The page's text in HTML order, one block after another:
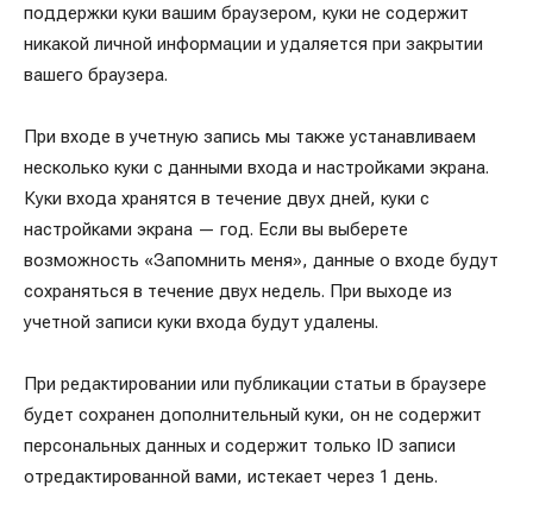
поддержки куки вашим браузером, куки не содержит
никакой личной информации и удаляется при закрытии
вашего браузера.
При входе в учетную запись мы также устанавливаем
несколько куки с данными входа и настройками экрана.
Куки входа хранятся в течение двух дней, куки с
настройками экрана — год. Если вы выберете
возможность «Запомнить меня», данные о входе будут
сохраняться в течение двух недель. При выходе из
учетной записи куки входа будут удалены.
При редактировании или публикации статьи в браузере
будет сохранен дополнительный куки, он не содержит
персональных данных и содержит только ID записи
отредактированной вами, истекает через 1 день.